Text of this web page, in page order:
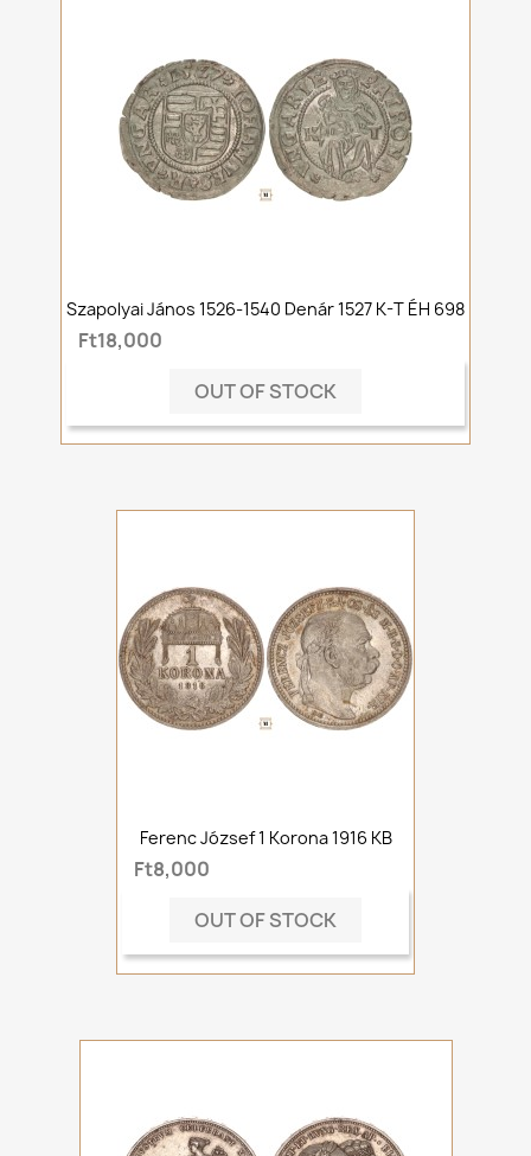
Szapolyai János 1526-1540 Denár 1527 K-T ÉH 698
Ft18,000
OUT OF STOCK
Ferenc József 1 Korona 1916 KB
Ft8,000
OUT OF STOCK